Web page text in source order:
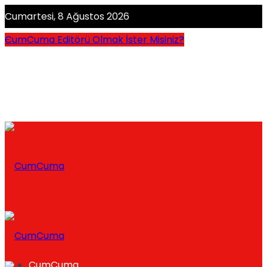
Cumartesi, 8 Ağustos 2026
CumCuma Editörü Olmak İster Misiniz?